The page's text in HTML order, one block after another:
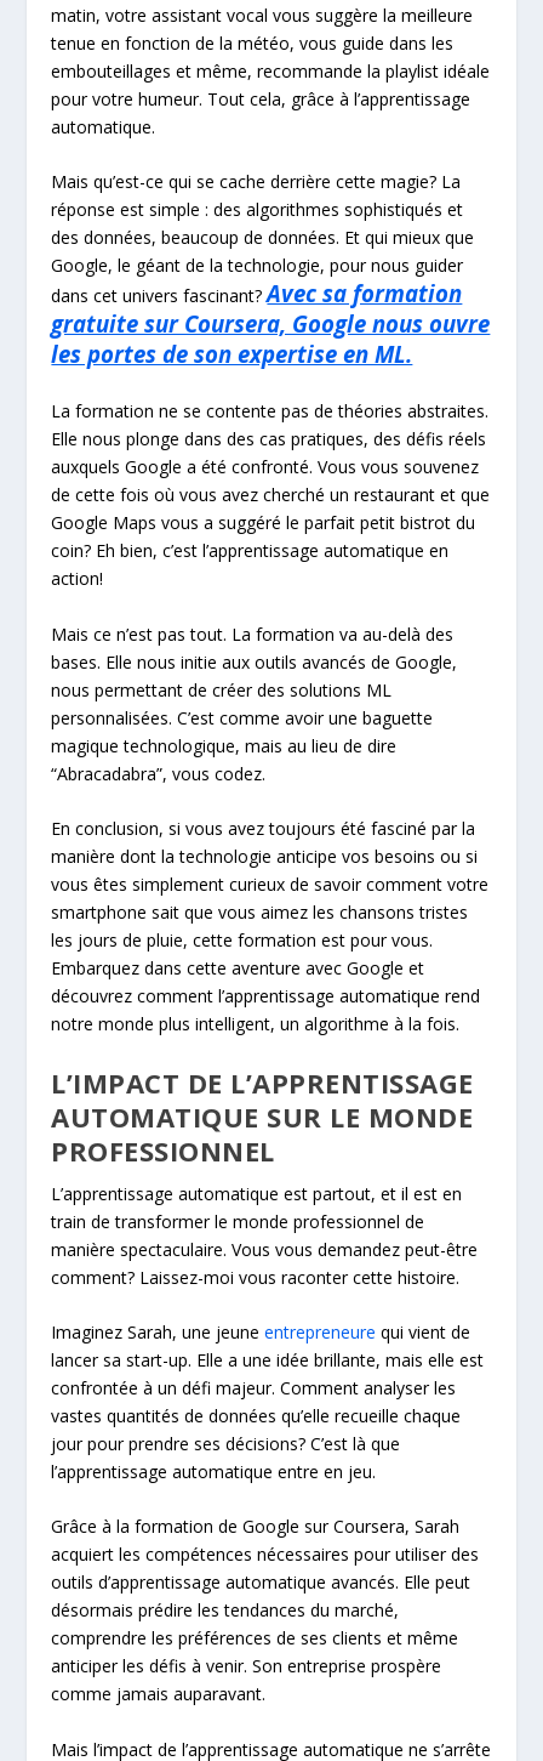
matin, votre assistant vocal vous suggère la meilleure
tenue en fonction de la météo, vous guide dans les
embouteillages et même, recommande la playlist idéale
pour votre humeur. Tout cela, grâce à l’apprentissage
automatique.
Mais qu’est-ce qui se cache derrière cette magie? La
réponse est simple : des algorithmes sophistiqués et
des données, beaucoup de données. Et qui mieux que
Google, le géant de la technologie, pour nous guider
dans cet univers fascinant?Avec sa formation
gratuite sur Coursera, Google nous ouvre
les portes de son expertise en ML.
La formation ne se contente pas de théories abstraites.
Elle nous plonge dans des cas pratiques, des défis réels
auxquels Google a été confronté. Vous vous souvenez
de cette fois où vous avez cherché un restaurant et que
Google Maps vous a suggéré le parfait petit bistrot du
coin? Eh bien, c’est l’apprentissage automatique en
action!
Mais ce n’est pas tout. La formation va au-delà des
bases. Elle nous initie aux outils avancés de Google,
nous permettant de créer des solutions ML
personnalisées. C’est comme avoir une baguette
magique technologique, mais au lieu de dire
“Abracadabra”, vous codez.
En conclusion, si vous avez toujours été fasciné par la
manière dont la technologie anticipe vos besoins ou si
vous êtes simplement curieux de savoir comment votre
smartphone sait que vous aimez les chansons tristes
les jours de pluie, cette formation est pour vous.
Embarquez dans cette aventure avec Google et
découvrez comment l’apprentissage automatique rend
notre monde plus intelligent, un algorithme à la fois.
L’IMPACT DE L’APPRENTISSAGE
AUTOMATIQUE SUR LE MONDE
PROFESSIONNEL
L’apprentissage automatique est partout, et il est en
train de transformer le monde professionnel de
manière spectaculaire. Vous vous demandez peut-être
comment? Laissez-moi vous raconter cette histoire.
Imaginez Sarah, une jeuneentrepreneure qui vient de
lancer sa start-up. Elle a une idée brillante, mais elle est
confrontée à un défi majeur. Comment analyser les
vastes quantités de données qu’elle recueille chaque
jour pour prendre ses décisions? C’est là que
l’apprentissage automatique entre en jeu.
Grâce à la formation de Google sur Coursera, Sarah
acquiert les compétences nécessaires pour utiliser des
outils d’apprentissage automatique avancés. Elle peut
désormais prédire les tendances du marché,
comprendre les préférences de ses clients et même
anticiper les défis à venir. Son entreprise prospère
comme jamais auparavant.
Mais l’impact de l’apprentissage automatique ne s’arrête